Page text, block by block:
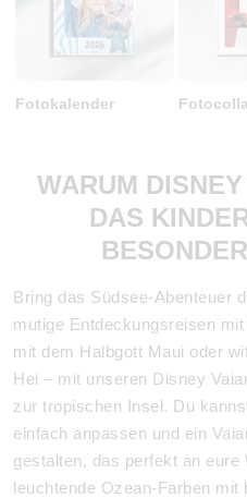
Fotokalender
WARUM
DAS
Bring das Südsee-Abenteuer
mutige Entdeckungsreisen
mit dem Halbgott Maui oder
Hei – mit unseren Disney
zur tropischen Insel. Du
einfach anpassen und ein
gestalten, das perfekt an eure
leuchtende Ozean-Farben mit